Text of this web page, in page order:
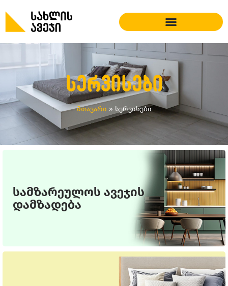
სერვისები
მთავარი » სერვისები
სამზარეულოს ავეჯის
დამზადება